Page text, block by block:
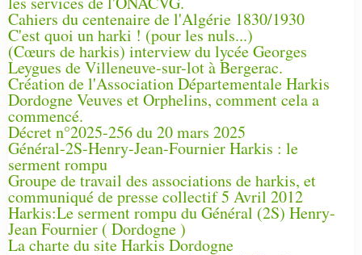
Cahiers du centenaire de l'Algérie 1830/1930
C'est quoi un harki ! (pour les nuls...)
(Cœurs de harkis) interview du lycée Georges
Leygues de Villeneuve-sur-lot à Bergerac.
Création de l'Association Départementale Harkis
Dordogne Veuves et Orphelins, comment cela a
commencé.
Décret n°2025-256 du 20 mars 2025
Général-2S-Henry-Jean-Fournier Harkis : le
serment rompu
Groupe de travail des associations de harkis, et
communiqué de presse collectif 5 Avril 2012
Harkis:Le serment rompu du Général (2S) Henry-
Jean Fournier ( Dordogne )
La charte du site Harkis Dordogne